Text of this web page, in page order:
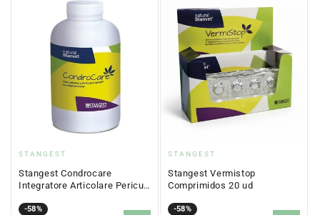
Fornitore:
STANGEST
Stangest Condrocare
Integratore Articolare Periculi
-58%
Prezzo
Prezzo
Fornitore:
STANGEST
Stangest Vermistop
Comprimidos 20 ud
-58%
Prezzo
Prezzo